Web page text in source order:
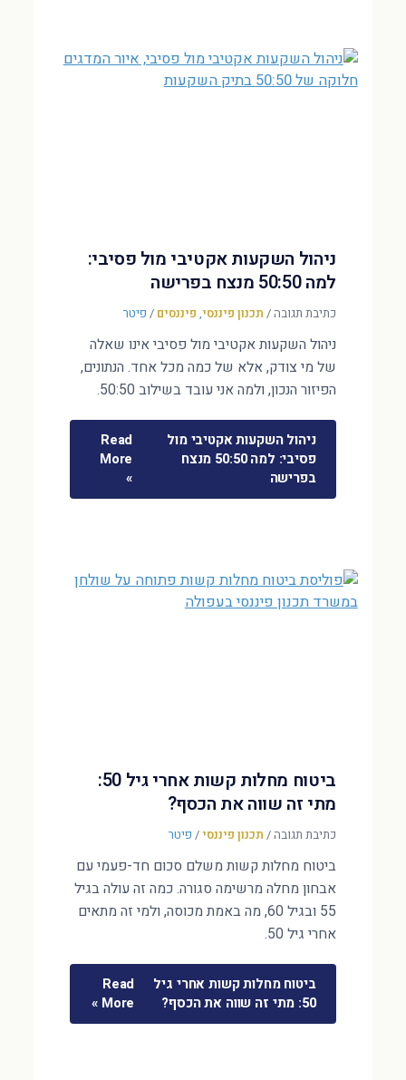
ניהול השקעות אקטיבי מול פסיבי:
למה 50:50 מנצח בפרישה
כתיבת תגובה/ תכנון פיננסי, פיננסים / פיטר
ניהול השקעות אקטיבי מול פסיבי אינו שאלה
של מי צודק, אלא של כמה מכל אחד. הנתונים,
הפיזור הנכון, ולמה אני עובד בשילוב 50:50.
ניהול השקעות אקטיבי מול
פסיבי: למה 50:50 מנצח
בפרישה
Read
More
»
ביטוח מחלות קשות אחרי גיל 50:
מתי זה שווה את הכסף?
כתיבת תגובה/ תכנון פיננסי/ פיטר
ביטוח מחלות קשות משלם סכום חד-פעמי עם
אבחון מחלה מרשימה סגורה. כמה זה עולה בגיל
55 ובגיל 60, מה באמת מכוסה, ולמי זה מתאים
אחרי גיל 50.
ביטוח מחלות קשות אחרי גיל
50: מתי זה שווה את הכסף?
Read
More »